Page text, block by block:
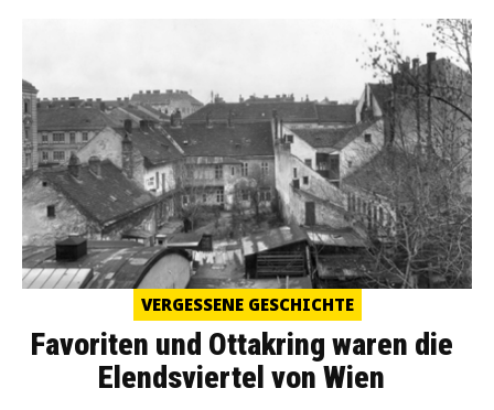
VERGESSENE GESCHICHTE
Favoriten und Ottakring waren die
Elendsviertel von Wien